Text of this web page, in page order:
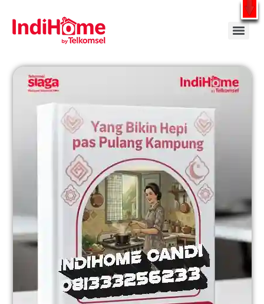
Gratis Pasang Dengan Bayar PDD2 | WiFi 200Rb an By Telkomsel